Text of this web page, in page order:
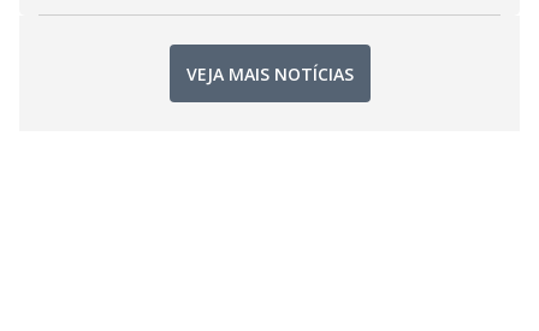
VEJA MAIS NOTÍCIAS